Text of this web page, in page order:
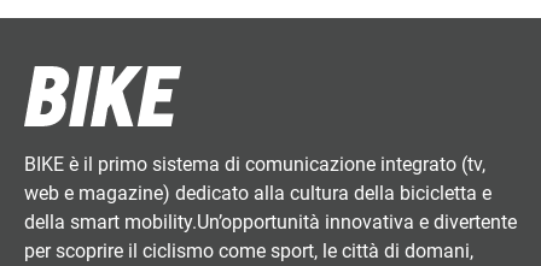
BIKE è il primo sistema di comunicazione integrato (tv,
web e magazine) dedicato alla cultura della bicicletta e
della smart mobility.Un’opportunità innovativa e divertente
per scoprire il ciclismo come sport, le città di domani,